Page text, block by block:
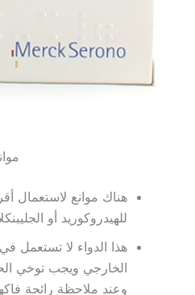
هناك موانع لاستعمال
للهيدروكوريد أو
هذا الدواء لا تستعمل
الخارجي ويجب توخي
وعند ملاحظة رائحة